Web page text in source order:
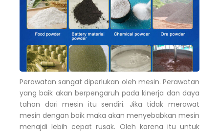
Perawatan sangat diperlukan oleh mesin. Perawatan
yang baik akan berpengaruh pada kinerja dan daya
tahan dari mesin itu sendiri. Jika tidak merawat
mesin dengan baik maka akan menyebabkan mesin
menajdi lebih cepat rusak. Oleh karena itu untuk